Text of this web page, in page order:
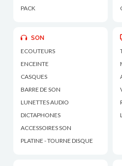
PACK
SON
ECOUTEURS
ENCEINTE
CASQUES
BARRE DE SON
LUNETTES AUDIO
DICTAPHONES
ACCESSOIRES SON
PLATINE - TOURNE DISQUE